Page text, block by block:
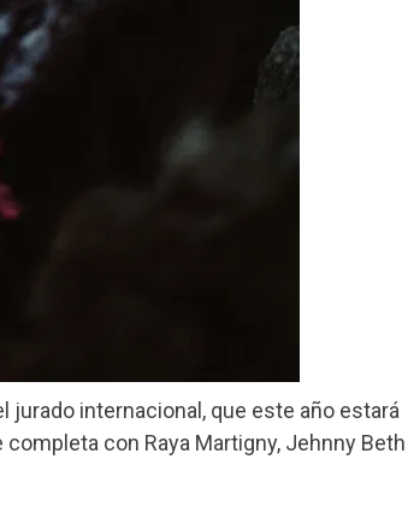
internacional, que este año estará
con Raya Martigny, Jehnny Beth